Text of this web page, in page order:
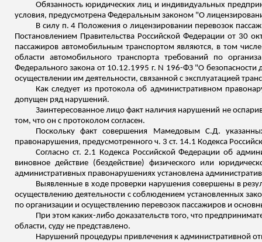
Обязанность юридических лиц и индивидуальных
условия, предусмотрена Федеральным законом "О
В силу п. 4 Положения о лицензировании перевозок
Постановлением Правительства Российской Федерации от 30
пассажиров автомобильным транспортом являются, в том
области автомобильного транспорта требований по
Федерального закона от 10.12.1995 г. N 196-ФЗ "О
осуществлении им деятельности, связанной с эксплуатацией
Как следует из протокола об административном
допущен ряд нарушений.
Заинтересованное лицо факт наличия нарушений не
том, что он с протоколом согласен.
Поскольку факт совершения Мамедовым С.Д.
правонарушения, предусмотренного ч. 3 ст. 14.1 Кодекса
Согласно ст. 2.1 Кодекса Российской Федерации об
виновное действие (бездействие) физического или
административных правонарушениях установлена
Выявленные в ходе проверки нарушения совершены в
осуществлению деятельности с соблюдением установленных
по организации и осуществлению перевозок пассажиров и
При этом каких-либо доказательств того, что
области, суду не представлено.
Нарушений процедуры привлечения к административной